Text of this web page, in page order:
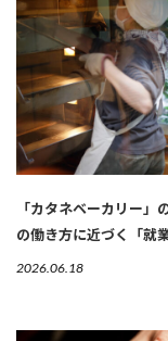
「カタネベーカリー」
の働き方に近づく「就
2026.06.18